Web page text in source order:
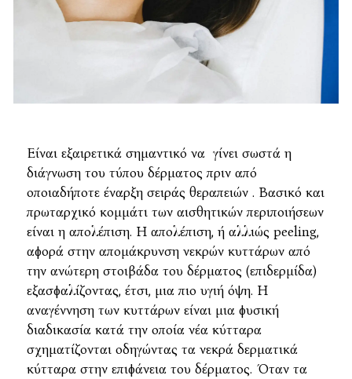
Είναι εξαιρετικά σημαντικό να γίνει σωστά η
διάγνωση του τύπου δέρματος πριν από
οποιαδήποτε έναρξη σειράς θεραπειών . Βασικό και
πρωταρχικό κομμάτι των αισθητικών περιποιήσεων
είναι η απολέπιση. Η απολέπιση, ή αλλιώς peeling,
αφορά στην απομάκρυνση νεκρών κυττάρων από
την ανώτερη στοιβάδα του δέρματος (επιδερμίδα)
εξασφαλίζοντας, έτσι, μια πιο υγιή όψη. Η
αναγέννηση των κυττάρων είναι μια φυσική
διαδικασία κατά την οποία νέα κύτταρα
σχηματίζονται οδηγώντας τα νεκρά δερματικά
κύτταρα στην επιφάνεια του δέρματος. Όταν τα